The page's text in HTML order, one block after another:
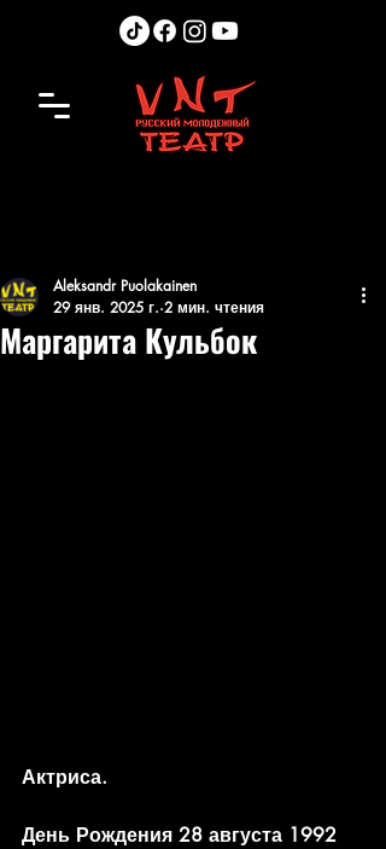
Маргарита Кульбок
Aleksandr Puolakainen
29 янв. 2025 г. 2 мин. чтения
Актриса.
День Рождения 28 августа 1992